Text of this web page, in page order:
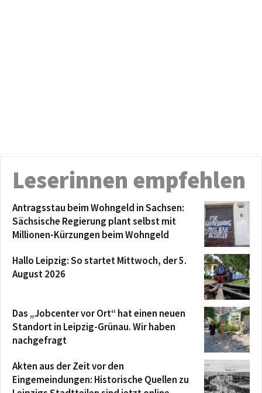
Leserinnen empfehlen
Antragsstau beim Wohngeld in Sachsen:
Sächsische Regierung plant selbst mit
Millionen-Kürzungen beim Wohngeld
Hallo Leipzig: So startet Mittwoch, der 5.
August 2026
Das „Jobcenter vor Ort“ hat einen neuen
Standort in Leipzig-Grünau. Wir haben
nachgefragt
Akten aus der Zeit vor den
Eingemeindungen: Historische Quellen zu